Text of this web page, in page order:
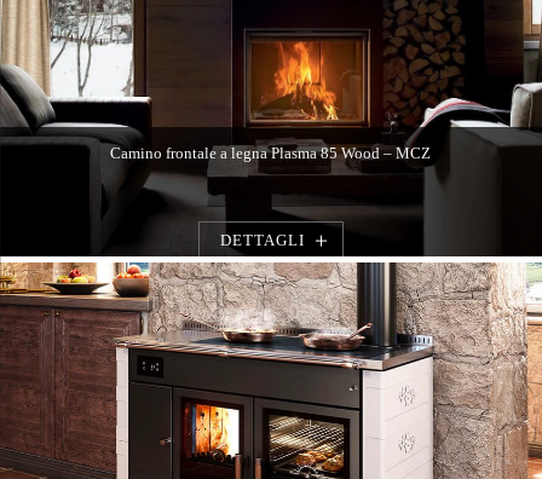
Camino frontale a legna Plasma 85 Wood – MCZ
DETTAGLI